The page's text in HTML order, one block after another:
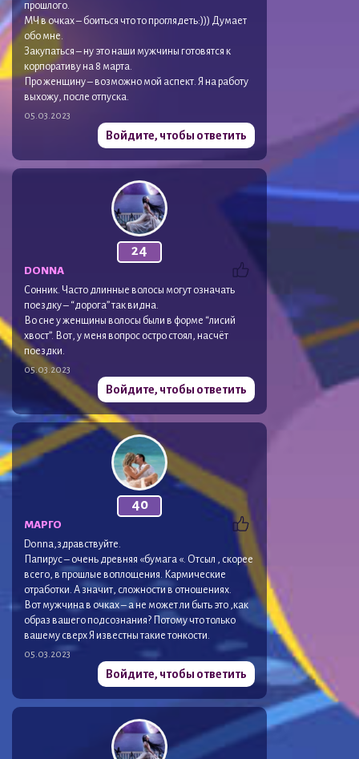
прошлого.
МЧ в очках – боиться что то проглядеть:))) Думает
обо мне.
Закупаться – ну это наши мужчины готовятся к
корпоративу на 8 марта.
Про женщину – возможно мой аспект. Я на работу
выхожу, после отпуска.
05.03.2023
Войдите, чтобы ответить
24
DONNA
Сонник. Часто длинные волосы могут означать
поездку – “дорога” так видна.
Во сне у женщины волосы были в форме “лисий
хвост”. Вот, у меня вопрос остро стоял, насчёт
поездки.
05.03.2023
Войдите, чтобы ответить
40
МАРГО
Donna,здравствуйте.
Папирус – очень древняя «бумага «. Отсыл , скорее
всего, в прошлые воплощения. Кармические
отработки. А значит, сложности в отношениях.
Вот мужчина в очках – а не может ли быть это ,как
образ вашего подсознания? Потому что только
вашему сверх Я известны такие тонкости.
05.03.2023
Войдите, чтобы ответить